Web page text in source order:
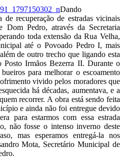
Dando
de recuperação de estradas vicinais
Pedro, através da Secretaria
toda extensão da Rua Velha,
até o Povoado Pedro I, mais
de outro trecho que ligando esta
Posto Irmãos Bezerra II. Durante o
para melhorar o escoamento
vivido pelos moradores que
há décadas, aumentava, e a
recorrer. A obra está sendo feita
e ainda não foi entregue devido
para estarmos com essa estrada
não fosse o intenso inverno deste
mas esperamos entregá-la nos
Mota, Secretário Municipal de